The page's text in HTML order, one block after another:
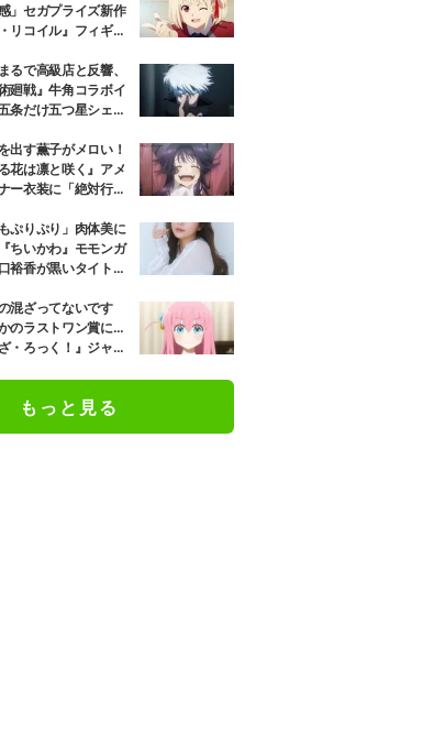
」セガプライズ新作
リコイル』フィギュ
るで高級店と反響、
廻戦』牛角コラボイ
条だけ五つ星シェ
出す薫子がメロい！
花は凛と咲く』アメ
ー衣装に「絶対行き
ぷりぷり」肉体美に
ちいかわ』モモンガ
裕香が黒いタイトウ
混ざってないです
のラストワン賞に…
・ろっく！』ジャー
もっと見る